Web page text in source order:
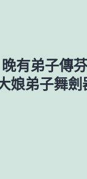
有弟子傳
娘弟子舞劍